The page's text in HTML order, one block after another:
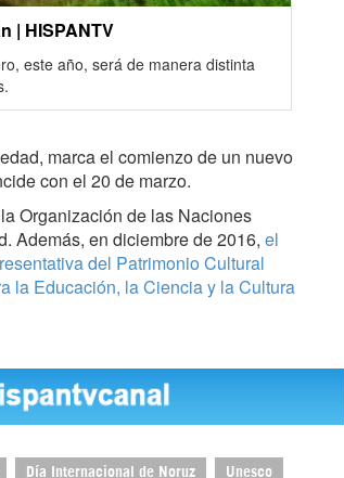
| HISPANTV
este año, será de manera distinta
marca el comienzo de un nuevo
con el 20 de marzo.
Organización de las Naciones
Además, en diciembre de 2016, el
del Patrimonio Cultural
la Educación, la Ciencia y la Cultura
Día Internacional de Noruz Unesco